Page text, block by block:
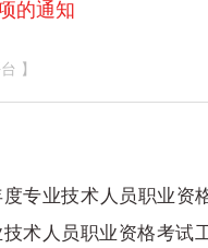
的通知
】
专业技术人员职业资
术人员职业资格考试